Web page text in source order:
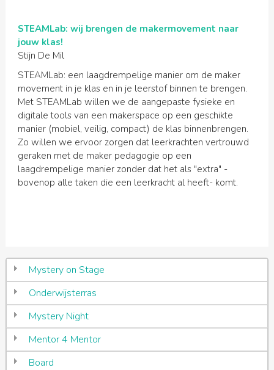
STEAMLab: wij brengen de makermovement naar
jouw klas!
Stijn De Mil
STEAMLab: een laagdrempelige manier om de maker
movement in je klas en in je leerstof binnen te brengen.
Met STEAMLab willen we de aangepaste fysieke en
digitale tools van een makerspace op een geschikte
manier (mobiel, veilig, compact) de klas binnenbrengen.
Zo willen we ervoor zorgen dat leerkrachten vertrouwd
geraken met de maker pedagogie op een
laagdrempelige manier zonder dat het als "extra" -
bovenop alle taken die een leerkracht al heeft- komt.
Mystery on Stage
Onderwijsterras
Mystery Night
Mentor 4 Mentor
Board